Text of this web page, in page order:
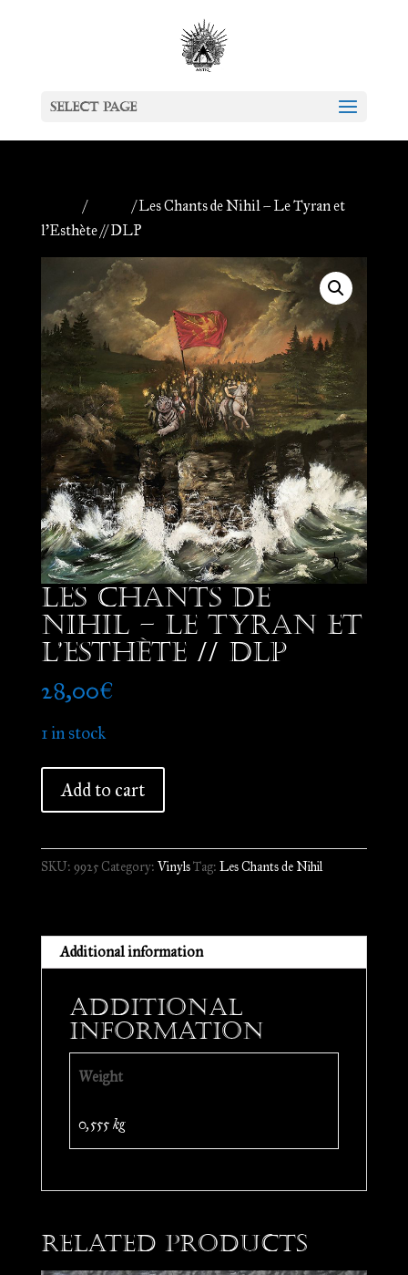
Select Page
/
/ Les Chants de Nihil – Le Tyran et
l’Esthète // DLP
Les Chants de
Nihil – Le Tyran et
l’Esthète // DLP
28,00€
1 in stock
Nihil
DLP
quantity
Add to cart
SKU: 9925 Category: VinylsTag: Les Chants de Nihil
Additional information
Additional
information
Weight
0,555 kg
Related products